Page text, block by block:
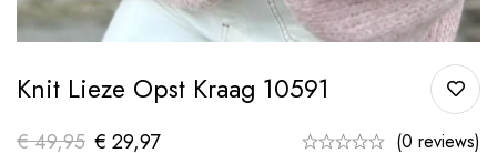
Knit Lieze Opst Kraag 10591
€49,95 € 29,97 (0 reviews)